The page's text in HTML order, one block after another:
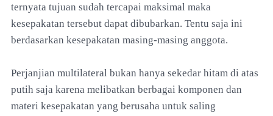
ternyata tujuan sudah tercapai maksimal maka
kesepakatan tersebut dapat dibubarkan. Tentu saja ini
berdasarkan kesepakatan masing-masing anggota.
Perjanjian multilateral bukan hanya sekedar hitam di atas
putih saja karena melibatkan berbagai komponen dan
materi kesepakatan yang berusaha untuk saling